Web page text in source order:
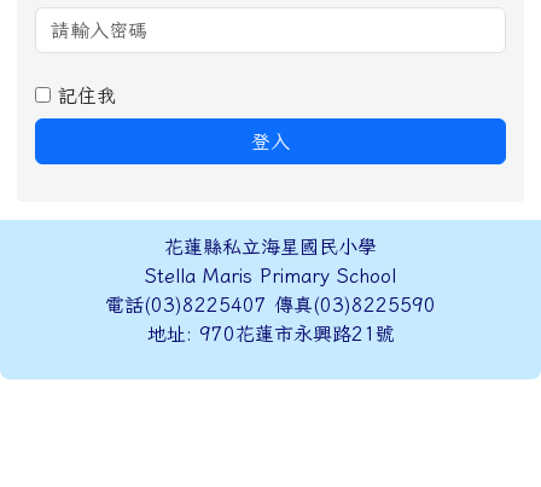
記住我
登入
頁尾區域內容花蓮縣私立海星國民小學
Stella Maris Primary School
電話(03)8225407 傳真(03)8225590
地址: 970花蓮市永興路21號